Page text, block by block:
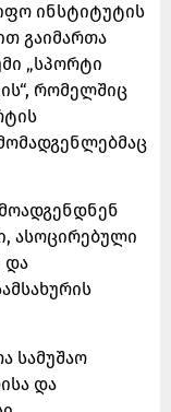
ინსტიტუტის
გაიმართა
„სპორტი
რომელშიც
ასოცირებული
და
სამუშაო
და